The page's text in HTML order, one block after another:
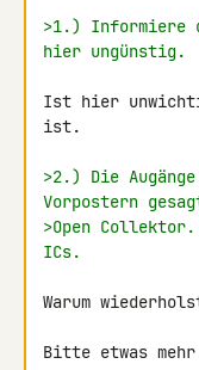
>1.) Informiere
hier ungünstig.
Ist hier
ist.
>2.) Die
Vorpostern
>Open
ICs.
Warum
Bitte etwas